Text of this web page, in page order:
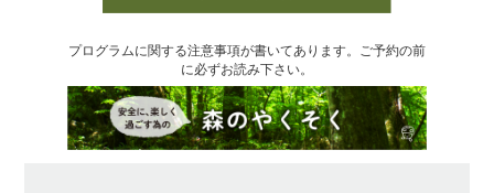
プログラムに関する注意事項が書いてあります。ご予約の前
に必ずお読み下さい。